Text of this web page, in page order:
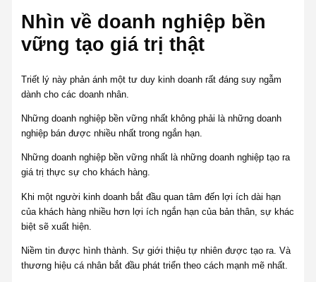
Nhìn về doanh nghiệp bền
vững tạo giá trị thật
Triết lý này phản ánh một tư duy kinh doanh rất đáng suy ngẫm
dành cho các doanh nhân.
Những doanh nghiệp bền vững nhất không phải là những doanh
nghiệp bán được nhiều nhất trong ngắn hạn.
Những doanh nghiệp bền vững nhất là những doanh nghiệp tạo ra
giá trị thực sự cho khách hàng.
Khi một người kinh doanh bắt đầu quan tâm đến lợi ích dài hạn
của khách hàng nhiều hơn lợi ích ngắn hạn của bản thân, sự khác
biệt sẽ xuất hiện.
Niềm tin được hình thành. Sự giới thiệu tự nhiên được tạo ra. Và
thương hiệu cá nhân bắt đầu phát triển theo cách mạnh mẽ nhất.